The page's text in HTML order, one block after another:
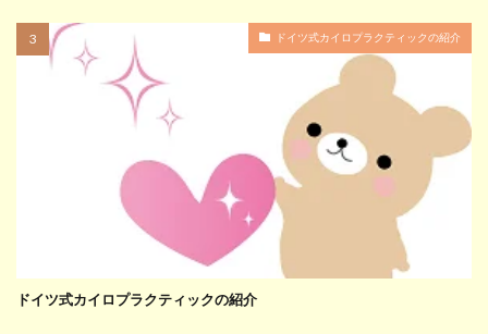
ドイツ式カイロプラクティックの紹介
ドイツ式カイロプラクティックの紹介